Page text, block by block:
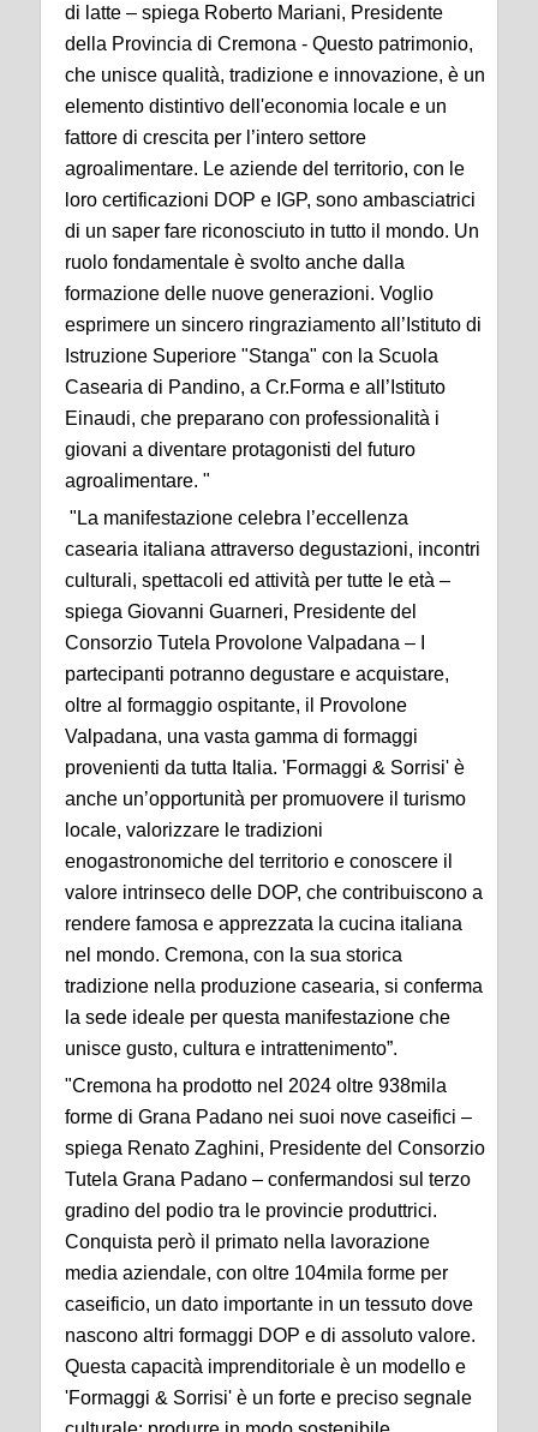
di latte – spiega Roberto Mariani, Presidente
della Provincia di Cremona - Questo patrimonio,
che unisce qualità, tradizione e innovazione, è un
elemento distintivo dell'economia locale e un
fattore di crescita per l’intero settore
agroalimentare. Le aziende del territorio, con le
loro certificazioni DOP e IGP, sono ambasciatrici
di un saper fare riconosciuto in tutto il mondo. Un
ruolo fondamentale è svolto anche dalla
formazione delle nuove generazioni. Voglio
esprimere un sincero ringraziamento all’Istituto di
Istruzione Superiore "Stanga" con la Scuola
Casearia di Pandino, a Cr.Forma e all’Istituto
Einaudi, che preparano con professionalità i
giovani a diventare protagonisti del futuro
agroalimentare. "
"La manifestazione celebra l’eccellenza
casearia italiana attraverso degustazioni, incontri
culturali, spettacoli ed attività per tutte le età –
spiega Giovanni Guarneri, Presidente del
Consorzio Tutela Provolone Valpadana – I
partecipanti potranno degustare e acquistare,
oltre al formaggio ospitante, il Provolone
Valpadana, una vasta gamma di formaggi
provenienti da tutta Italia. 'Formaggi & Sorrisi' è
anche un’opportunità per promuovere il turismo
locale, valorizzare le tradizioni
enogastronomiche del territorio e conoscere il
valore intrinseco delle DOP, che contribuiscono a
rendere famosa e apprezzata la cucina italiana
nel mondo. Cremona, con la sua storica
tradizione nella produzione casearia, si conferma
la sede ideale per questa manifestazione che
unisce gusto, cultura e intrattenimento”.
"Cremona ha prodotto nel 2024 oltre 938mila
forme di Grana Padano nei suoi nove caseifici –
spiega Renato Zaghini, Presidente del Consorzio
Tutela Grana Padano – confermandosi sul terzo
gradino del podio tra le provincie produttrici.
Conquista però il primato nella lavorazione
media aziendale, con oltre 104mila forme per
caseificio, un dato importante in un tessuto dove
nascono altri formaggi DOP e di assoluto valore.
Questa capacità imprenditoriale è un modello e
'Formaggi & Sorrisi' è un forte e preciso segnale